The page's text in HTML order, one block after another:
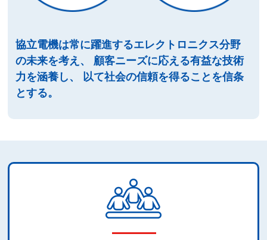
協立電機は常に躍進するエレクトロニクス分野
の未来を考え、
顧客ニーズに応える有益な技術
力を涵養し、
以て社会の信頼を得ることを信条
とする。